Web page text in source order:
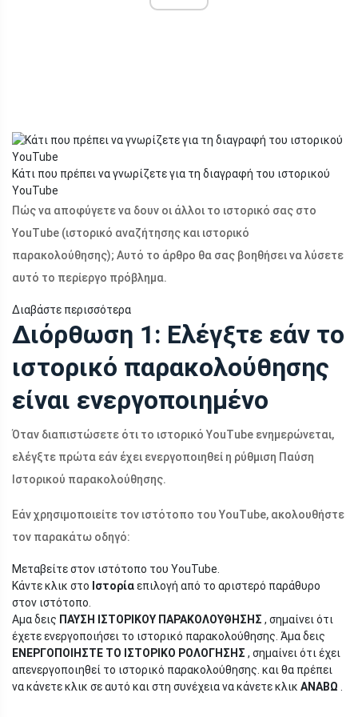
Κάτι που πρέπει να γνωρίζετε για τη διαγραφή του ιστορικού
YouTube
Πώς να αποφύγετε να δουν οι άλλοι το ιστορικό σας στο
YouTube (ιστορικό αναζήτησης και ιστορικό
παρακολούθησης); Αυτό το άρθρο θα σας βοηθήσει να λύσετε
αυτό το περίεργο πρόβλημα.
Διαβάστε περισσότερα
Διόρθωση 1: Ελέγξτε εάν το
ιστορικό παρακολούθησης
είναι ενεργοποιημένο
Όταν διαπιστώσετε ότι το ιστορικό YouTube ενημερώνεται,
ελέγξτε πρώτα εάν έχει ενεργοποιηθεί η ρύθμιση Παύση
Ιστορικού παρακολούθησης.
Εάν χρησιμοποιείτε τον ιστότοπο του YouTube, ακολουθήστε
τον παρακάτω οδηγό:
Μεταβείτε στον ιστότοπο του YouTube.
Κάντε κλικ στο Ιστορίαεπιλογή από το αριστερό παράθυρο
στον ιστότοπο.
Αμα δεις ΠΑΥΣΗ ΙΣΤΟΡΙΚΟΥ ΠΑΡΑΚΟΛΟΥΘΗΣΗΣ , σημαίνει ότι
έχετε ενεργοποιήσει το ιστορικό παρακολούθησης. Άμα δεις
ΕΝΕΡΓΟΠΟΙΗΣΤΕ ΤΟ ΙΣΤΟΡΙΚΟ ΡΟΛΟΓΗΣΗΣ , σημαίνει ότι έχει
απενεργοποιηθεί το ιστορικό παρακολούθησης. και θα πρέπει
να κάνετε κλικ σε αυτό και στη συνέχεια να κάνετε κλικ ΑΝΑΒΩ